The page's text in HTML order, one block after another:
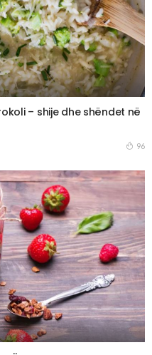
– shije dhe shëndet në
96